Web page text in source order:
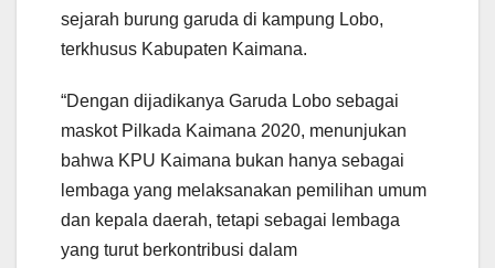
sejarah burung garuda di kampung Lobo,
terkhusus Kabupaten Kaimana.
“Dengan dijadikanya Garuda Lobo sebagai
maskot Pilkada Kaimana 2020, menunjukan
bahwa KPU Kaimana bukan hanya sebagai
lembaga yang melaksanakan pemilihan umum
dan kepala daerah, tetapi sebagai lembaga
yang turut berkontribusi dalam